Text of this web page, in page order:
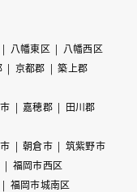
八幡東区
八幡西区
京都郡
築上郡
嘉穂郡
田川郡
朝倉市
筑紫野市
福岡市西区
福岡市城南区